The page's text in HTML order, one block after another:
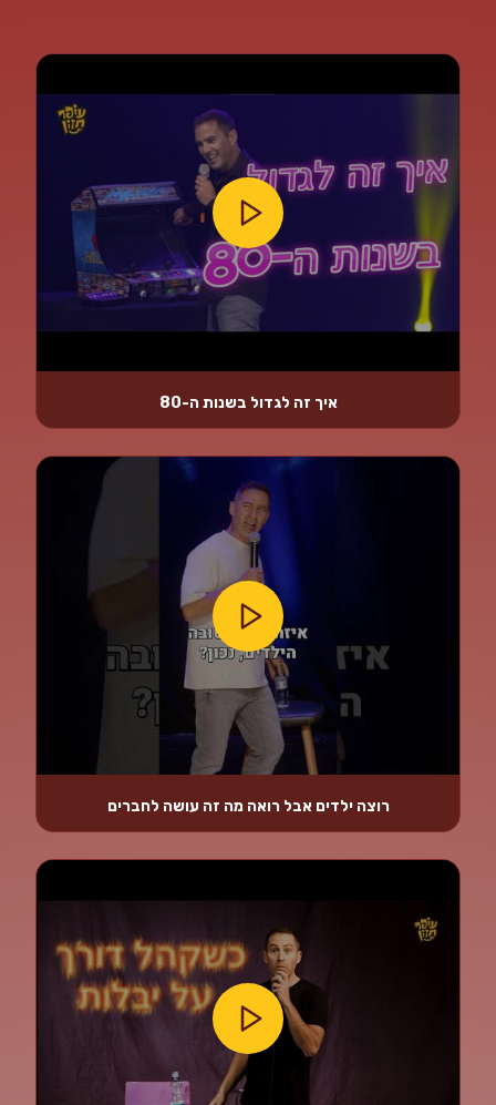
איך זה לגדול בשנות ה-80
רוצה ילדים אבל רואה מה זה עושה לחברים